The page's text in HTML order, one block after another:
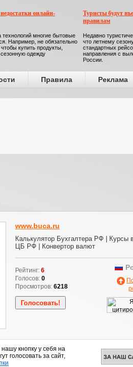
онлайн-
многие бытовые
Например, не обязательно
купить продукты,
одежду
Туристы будут
правилам
Недавно
что летнему
стандартных
направления с
России.
Правила Реклама
www.buca.ru
Калькулятор Бухгалтера РФ | Курсы
ЦБ РФ | Конвертор валют
Рейтинг: 6
Голосов: 0
Просмотров: 6218
кнопку у себя на
голосовать за сайт,